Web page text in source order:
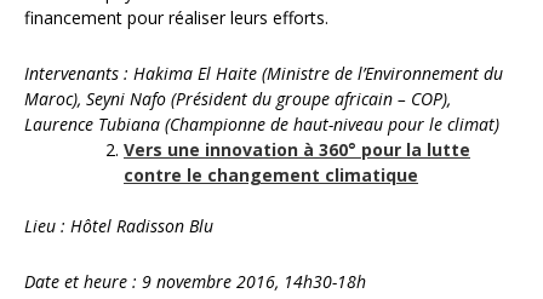
financement pour réaliser leurs efforts.
Intervenants : Hakima El Haite (Ministre de l’Environnement du
Maroc), Seyni Nafo (Président du groupe africain – COP),
Laurence Tubiana (Championne de haut-niveau pour le climat)
Vers une innovation à 360° pour la lutte
contre le changement climatique
Lieu : Hôtel Radisson Blu
Date et heure : 9 novembre 2016, 14h30-18h